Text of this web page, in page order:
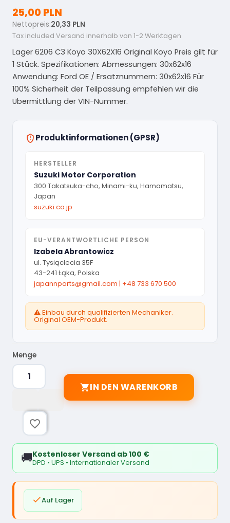
25,00 PLN
Nettopreis:20,33 PLN
Tax included Versand innerhalb von 1-2 Werktagen
Lager 6206 C3 Koyo 30X62X16 Original Koyo Preis gilt für
1 Stück. Spezifikationen: Abmessungen: 30x62x16
Anwendung: Ford OE / Ersatznummern: 30x62x16 Für
100% Sicherheit der Teilpassung empfehlen wir die
Übermittlung der VIN-Nummer.
Produktinformationen (GPSR)
HERSTELLER
Suzuki Motor Corporation
300 Takatsuka-cho, Minami-ku, Hamamatsu,
Japan
suzuki.co.jp
EU-VERANTWORTLICHE PERSON
Izabela Abrantowicz
ul. Tysiąclecia 35F
43-241 Łąka, Polska
japannparts@gmail.com | +48 733 670 500
⚠️ Einbau durch qualifizierten Mechaniker.
Original OEM-Produkt.
Menge
IN DEN WARENKORB
favorite_border
🚚Kostenloser Versand ab 100 €
DPD • UPS • Internationaler Versand
Auf Lager